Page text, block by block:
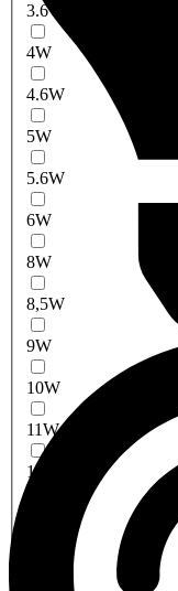
3.6W
4W
4.6W
5W
5.6W
6W
8W
8,5W
9W
10W
11W
12W